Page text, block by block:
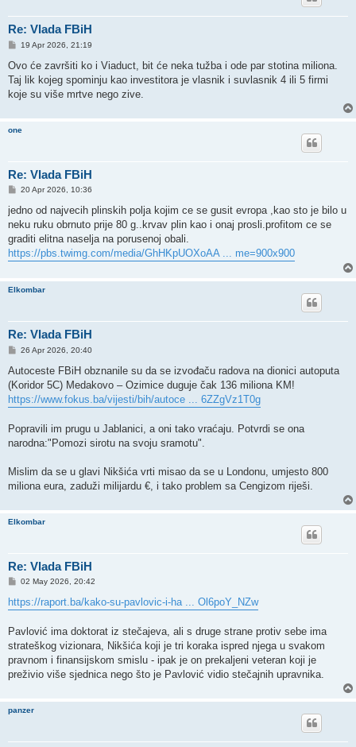
Re: Vlada FBiH
P
s
19 Apr 2026, 21:19
Ovo će završiti ko i Viaduct, bit će neka tužba i ode par stotina miliona.
Taj lik kojeg spominju kao investitora je vlasnik i suvlasnik 4 ili 5 firmi
koje su više mrtve nego zive.
one
Re: Vlada FBiH
P
s
20 Apr 2026, 10:36
jedno od najvecih plinskih polja kojim ce se gusit evropa ,kao sto je bilo u
neku ruku obrnuto prije 80 g..krvav plin kao i onaj prosli.profitom ce se
graditi elitna naselja na porusenoj obali.
https://pbs.twimg.com/media/GhHKpUOXoAA ... me=900x900
Elkombar
Re: Vlada FBiH
P
s
26 Apr 2026, 20:40
Autoceste FBiH obznanile su da se izvođaču radova na dionici autoputa
(Koridor 5C) Medakovo – Ozimice duguje čak 136 miliona KM!
https://www.fokus.ba/vijesti/bih/autoce ... 6ZZgVz1T0g
Popravili im prugu u Jablanici, a oni tako vraćaju. Potvrdi se ona
narodna:"Pomozi sirotu na svoju sramotu".
Mislim da se u glavi Nikšića vrti misao da se u Londonu, umjesto 800
miliona eura, zaduži milijardu €, i tako problem sa Cengizom riješi.
Elkombar
Re: Vlada FBiH
P
s
t
02 May 2026, 20:42
https://raport.ba/kako-su-pavlovic-i-ha ... Ol6poY_NZw
Pavlović ima doktorat iz stečajeva, ali s druge strane protiv sebe ima
strateškog vizionara, Nikšića koji je tri koraka ispred njega u svakom
pravnom i finansijskom smislu - ipak je on prekaljeni veteran koji je
preživio više sjednica nego što je Pavlović vidio stečajnih upravnika.
panzer